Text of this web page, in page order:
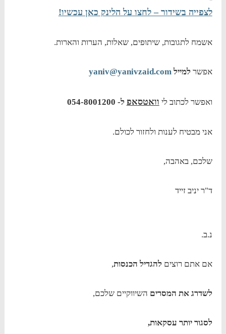
לצפייה בשידור – לחצו על הלינק כאן עכשיו!
אשמח לתגובות, שיתופים, שאלות, הערות והארות.
אפשר למייל yaniv@yanivzaid.com
ואפשר לכתוב לי וואטסאפ ל- 054-8001200
אני מבטיח לענות ולחזור לכולם.
שלכם, באהבה,
ד"ר יניב זייד
נ.ב.
אם אתם רוצים להגדיל הכנסות,
לשדרג את המסרים השיווקיים שלכם,
לסגור יותר עסקאות,